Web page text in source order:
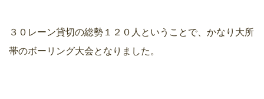
３０レーン貸切の総勢１２０人ということで、かなり大所
帯のボーリング大会となりました。